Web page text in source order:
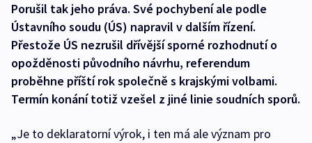
Porušil tak jeho práva. Své pochybení ale podle
Ústavního soudu (ÚS) napravil v dalším řízení.
Přestože ÚS nezrušil dřívější sporné rozhodnutí o
opožděnosti původního návrhu, referendum
proběhne příští rok společně s krajskými volbami.
Termín konání totiž vzešel z jiné linie soudních sporů.
„Je to deklaratorní výrok, i ten má ale význam pro